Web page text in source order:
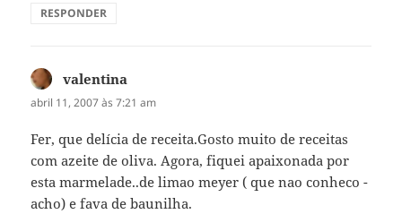
RESPONDER
valentina
abril 11, 2007 às 7:21 am
Fer, que delícia de receita.Gosto muito de receitas
com azeite de oliva. Agora, fiquei apaixonada por
esta marmelade..de limao meyer ( que nao conheco -
acho) e fava de baunilha.